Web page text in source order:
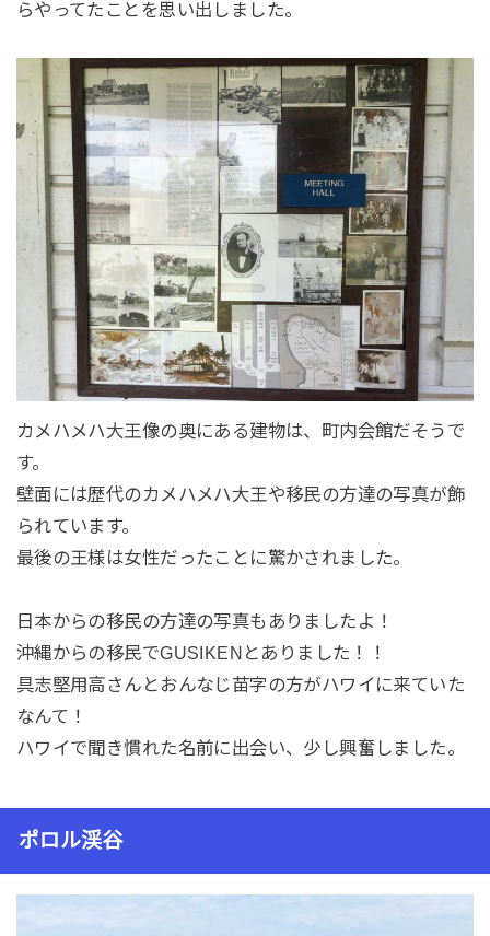
らやってたことを思い出しました。
カメハメハ大王像の奥にある建物は、町内会館だそうで
す。
壁面には歴代のカメハメハ大王や移民の方達の写真が飾
られています。
最後の王様は女性だったことに驚かされました。
日本からの移民の方達の写真もありましたよ！
沖縄からの移民でGUSIKENとありました！！
具志堅用高さんとおんなじ苗字の方がハワイに来ていた
なんて！
ハワイで聞き慣れた名前に出会い、少し興奮しました。
ポロル渓谷